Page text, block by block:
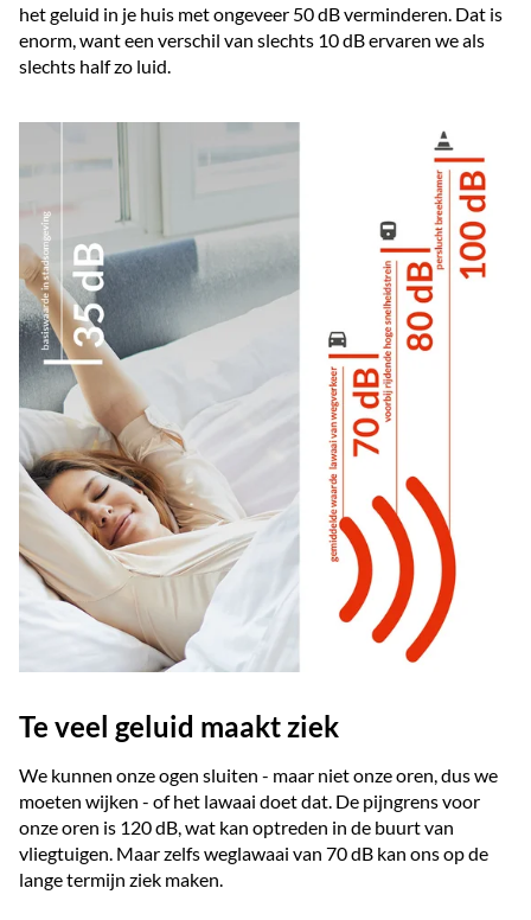
het geluid in je huis met ongeveer 50 dB verminderen. Dat is
enorm, want een verschil van slechts 10 dB ervaren we als
slechts half zo luid.
Te veel geluid maakt ziek
We kunnen onze ogen sluiten - maar niet onze oren, dus we
moeten wijken - of het lawaai doet dat. De pijngrens voor
onze oren is 120 dB, wat kan optreden in de buurt van
vliegtuigen. Maar zelfs weglawaai van 70 dB kan ons op de
lange termijn ziek maken.